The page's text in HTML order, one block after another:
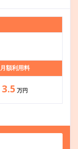
月額利用料
3.5 万円